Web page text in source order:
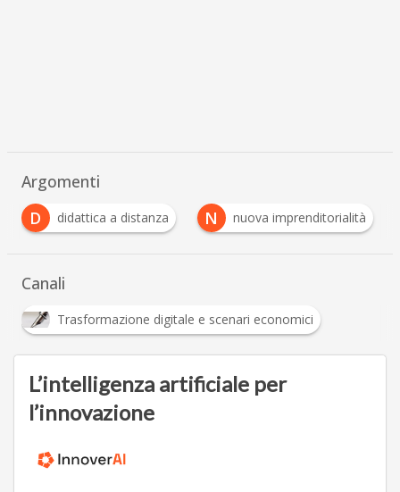
Argomenti
a distanza N nuova imprenditorialità
Canali
Trasformazione digitale e scenari economici
L’intelligenza artificiale per
l’innovazione